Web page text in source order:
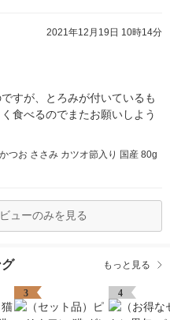
2021年12月19日 10時14分
すが、とろみが付いているも
食べるのでまたお願いしよう
つお ささみ カツオ節入り 国産 80g
ューのみを見る
もっと見る
3 4